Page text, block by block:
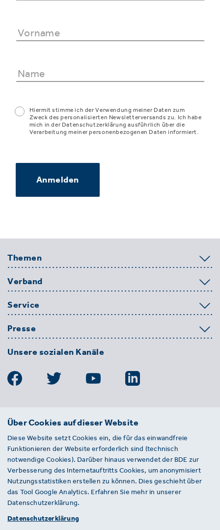
Hiermit stimme ich der Verwendung meiner Daten zum
Zweck des personalisierten Newsletterversands zu. Ich habe
mich in der Datenschutzerklärung ausführlich über die
Verarbeitung meiner personenbezogenen Daten informiert.
Anmelden
Themen
Verband
Service
Presse
Unsere sozialen Kanäle
BDE
Entsorgungs-, Wasser- und
Kreislaufwirtschaft e. V.
Von-der-Heydt-Straße 2
D 10785 Berlin
Sie haben einen Fehler auf unserer Website
gefunden? Ihnen ist ein defekter Link
aufgefallen? Wir freuen uns über Ihren
Über Cookies auf dieser Website
Diese Website setzt Cookies ein, die für das einwandfreie
Funktionieren der Website erforderlich sind (technisch
notwendige Cookies). Darüber hinaus verwendet der BDE zur
Verbesserung des Internetauftritts Cookies, um anonymisiert
Nutzungsstatistiken erstellen zu können. Dies geschieht über
das Tool Google Analytics. Erfahren Sie mehr in unserer
Datenschutzerklärung.
Datenschutzerklärung